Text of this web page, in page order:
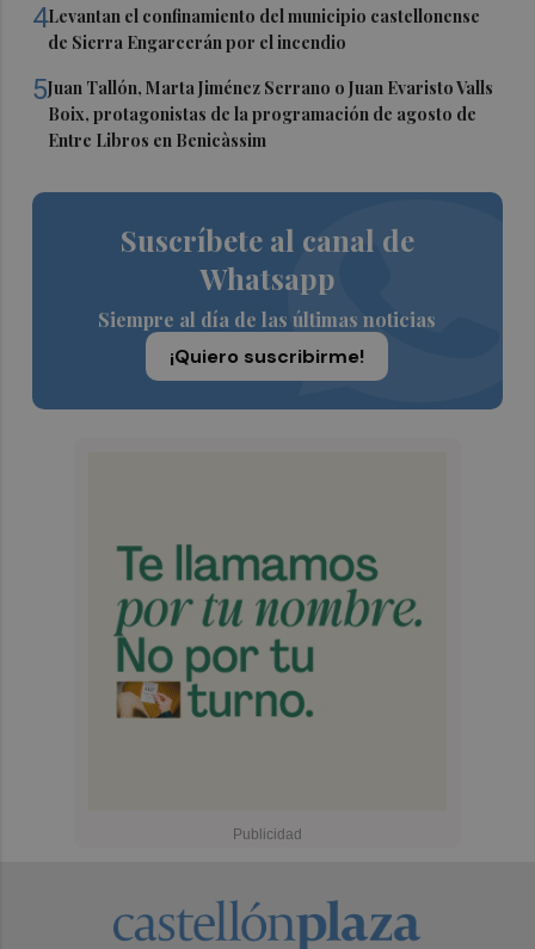
4Levantan el confinamiento del municipio castellonense
de Sierra Engarcerán por el incendio
5Juan Tallón, Marta Jiménez Serrano o Juan Evaristo Valls
Boix, protagonistas de la programación de agosto de
Entre Libros en Benicàssim
Suscríbete al canal de
Whatsapp
Siempre al día de las últimas noticias
¡Quiero suscribirme!